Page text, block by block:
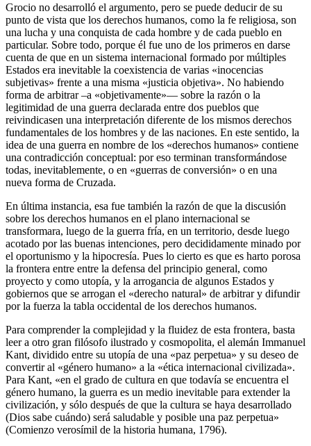
Grocio no desarrolló el argumento, pero se puede deducir de su
punto de vista que los derechos humanos, como la fe religiosa, son
una lucha y una conquista de cada hombre y de cada pueblo en
particular. Sobre todo, porque él fue uno de los primeros en darse
cuenta de que en un sistema internacional formado por múltiples
Estados era inevitable la coexistencia de varias «inocencias
subjetivas» frente a una misma «justicia objetiva». No habiendo
forma de arbitrar –a «objetivamente»— sobre la razón o la
legitimidad de una guerra declarada entre dos pueblos que
reivindicasen una interpretación diferente de los mismos derechos
fundamentales de los hombres y de las naciones. En este sentido, la
idea de una guerra en nombre de los «derechos humanos» contiene
una contradicción conceptual: por eso terminan transformándose
todas, inevitablemente, o en «guerras de conversión» o en una
nueva forma de Cruzada.
En última instancia, esa fue también la razón de que la discusión
sobre los derechos humanos en el plano internacional se
transformara, luego de la guerra fría, en un territorio, desde luego
acotado por las buenas intenciones, pero decididamente minado por
el oportunismo y la hipocresía. Pues lo cierto es que es harto porosa
la frontera entre entre la defensa del principio general, como
proyecto y como utopía, y la arrogancia de algunos Estados y
gobiernos que se arrogan el «derecho natural» de arbitrar y difundir
por la fuerza la tabla occidental de los derechos humanos.
Para comprender la complejidad y la fluidez de esta frontera, basta
leer a otro gran filósofo ilustrado y cosmopolita, el alemán Immanuel
Kant, dividido entre su utopía de una «paz perpetua» y su deseo de
convertir al «género humano» a la «ética internacional civilizada».
Para Kant, «en el grado de cultura en que todavía se encuentra el
género humano, la guerra es un medio inevitable para extender la
civilización, y sólo después de que la cultura se haya desarrollado
(Dios sabe cuándo) será saludable y posible una paz perpetua»
(Comienzo verosímil de la historia humana, 1796).